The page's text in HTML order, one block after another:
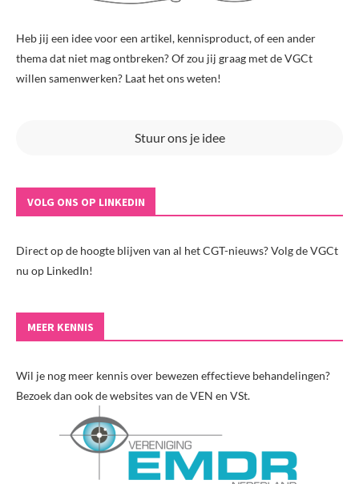
Heb jij een idee voor een artikel, kennisproduct, of een ander
thema dat niet mag ontbreken? Of zou jij graag met de VGCt
willen samenwerken? Laat het ons weten!
Stuur ons je idee
VOLG ONS OP LINKEDIN
Direct op de hoogte blijven van al het CGT-nieuws? Volg de VGCt
nu op LinkedIn!
MEER KENNIS
Wil je nog meer kennis over bewezen effectieve behandelingen?
Bezoek dan ook de websites van de VEN en VSt.